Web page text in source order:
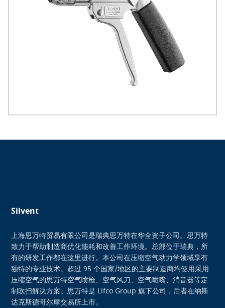
Silvent
上海思万特贸易有限公司是瑞典思万特在华全资子公司。思万特
致力于帮助制造商优化能耗和改善工作环境。总部位于瑞典，所
有的研发工作都在这里进行。本公司在压缩空气动力学领域享有
独特的专业技术。超过 95 个国家/地区的主要制造商均使用采用
压缩空气的思万特空气喷枪、空气风刀、空气喷嘴、消音器等定
制吹扫解决方案。思万特是 Lifco Group 旗下公司，后者在纳斯
达克斯德哥尔摩交易所上市。